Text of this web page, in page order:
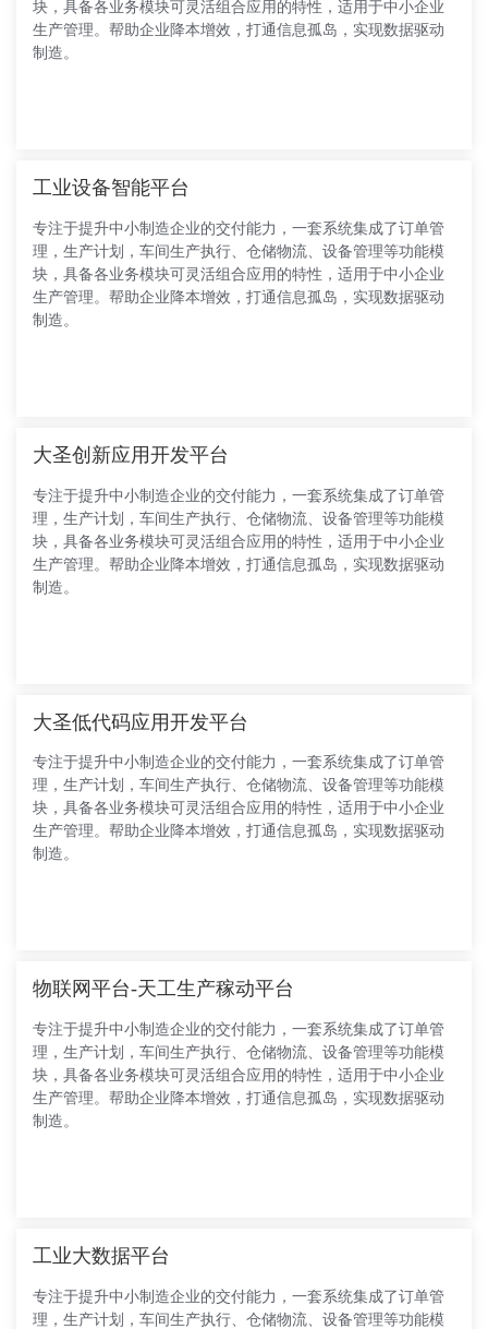
块，具备各业务模块可灵活组合应用的特性，适用于中小企业
生产管理。帮助企业降本增效，打通信息孤岛，实现数据驱动
制造。
工业设备智能平台
专注于提升中小制造企业的交付能力，一套系统集成了订单管
理，生产计划，车间生产执行、仓储物流、设备管理等功能模
块，具备各业务模块可灵活组合应用的特性，适用于中小企业
生产管理。帮助企业降本增效，打通信息孤岛，实现数据驱动
制造。
大圣创新应用开发平台
专注于提升中小制造企业的交付能力，一套系统集成了订单管
理，生产计划，车间生产执行、仓储物流、设备管理等功能模
块，具备各业务模块可灵活组合应用的特性，适用于中小企业
生产管理。帮助企业降本增效，打通信息孤岛，实现数据驱动
制造。
大圣低代码应用开发平台
专注于提升中小制造企业的交付能力，一套系统集成了订单管
理，生产计划，车间生产执行、仓储物流、设备管理等功能模
块，具备各业务模块可灵活组合应用的特性，适用于中小企业
生产管理。帮助企业降本增效，打通信息孤岛，实现数据驱动
制造。
物联网平台-天工生产稼动平台
专注于提升中小制造企业的交付能力，一套系统集成了订单管
理，生产计划，车间生产执行、仓储物流、设备管理等功能模
块，具备各业务模块可灵活组合应用的特性，适用于中小企业
生产管理。帮助企业降本增效，打通信息孤岛，实现数据驱动
制造。
工业大数据平台
专注于提升中小制造企业的交付能力，一套系统集成了订单管
理，生产计划，车间生产执行、仓储物流、设备管理等功能模